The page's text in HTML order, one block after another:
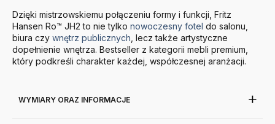
Dzięki mistrzowskiemu połączeniu formy i funkcji, Fritz
Hansen Ro™ JH2 to nie tylko nowoczesny fotel do salonu,
biura czy wnętrz publicznych , lecz także artystyczne
dopełnienie wnętrza. Bestseller z kategorii mebli premium,
który podkreśli charakter każdej, współczesnej aranżacji.
WYMIARY ORAZ INFORMACJE